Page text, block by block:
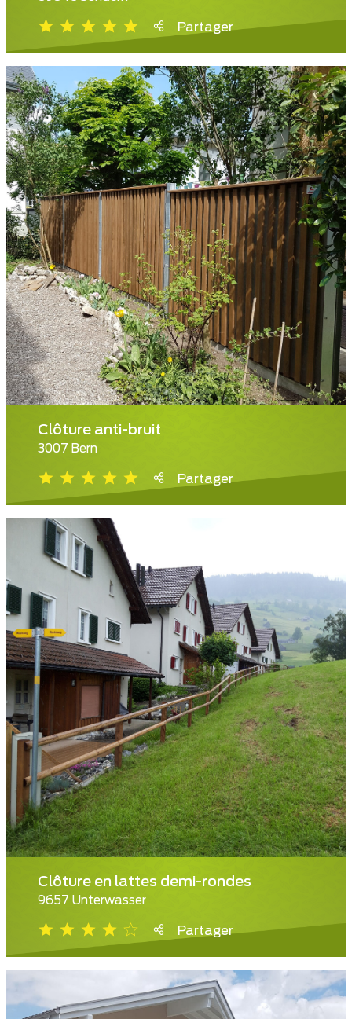
Partager
Clôture anti-bruit
3007 Bern
Partager
Clôture en lattes demi-rondes
9657 Unterwasser
Partager